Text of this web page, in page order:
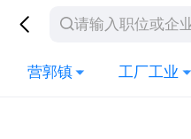
营郭镇 工厂工业